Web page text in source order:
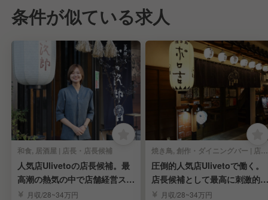
条件が似ている求人
和食, 居酒屋 | 店長・店長候補
人気店Ulivetoの店長候補。最
高潮の熱気の中で店舗経営スキ
ルを磨く
月収/28~34万円
焼き鳥, 創作・ダイニングバー | 店長・店長候補
圧倒的人気店Ulivetoで働く。
店長候補として最高に刺激的な
現場を体感
月収/28~34万円